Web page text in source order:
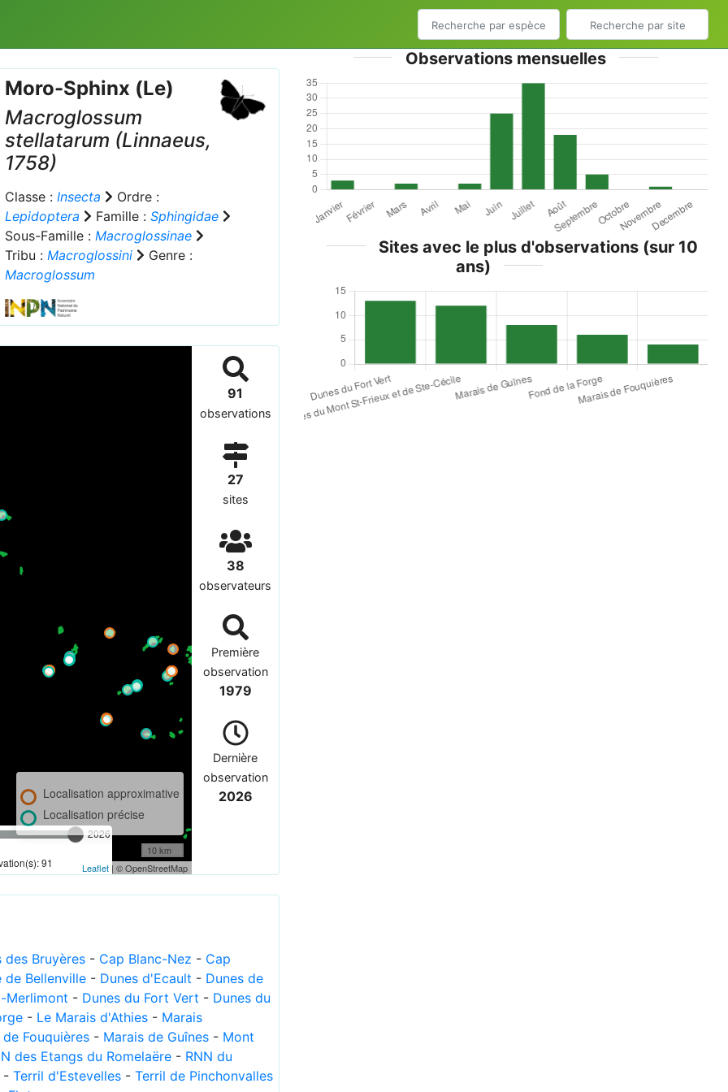
Moro-Sphinx (Le)
Macroglossum
stellatarum (Linnaeus,
1758)
Classe : Insecta
Ordre :
Lepidoptera
Famille : Sphingidae
Sous-Famille : Macroglossinae
Tribu : Macroglossini
Genre :
Macroglossum
2026
91
Localisation approximative
Localisation précise
10 km
Leaflet| © OpenStreetMap
91
observations
27
sites
38
observateurs
Première
observation
1979
Dernière
observation
2026
des Bruyères - Cap Blanc-Nez - Cap
de Bellenville - Dunes d'Ecault - Dunes de
Merlimont - Dunes du Fort Vert - Dunes du
- Le Marais d'Athies - Marais
Fouquières - Marais de Guînes - Mont
des Etangs du Romelaëre - RNN du
- Terril d'Estevelles - Terril de Pinchonvalles
Observations mensuelles
Sites avec le plus d'observations (sur 10
ans)